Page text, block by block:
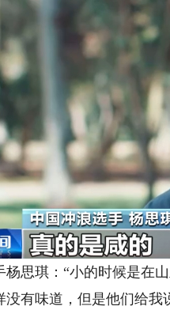
琪：“小的时候是在山
没有味道，但是他们给